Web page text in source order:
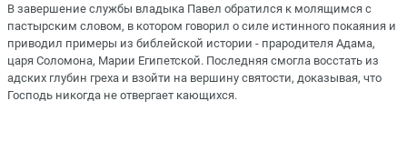
В завершение службы владыка Павел обратился к молящимся с
пастырским словом, в котором говорил о силе истинного покаяния и
приводил примеры из библейской истории - прародителя Адама,
царя Соломона, Марии Египетской. Последняя смогла восстать из
адских глубин греха и взойти на вершину святости, доказывая, что
Господь никогда не отвергает кающихся.